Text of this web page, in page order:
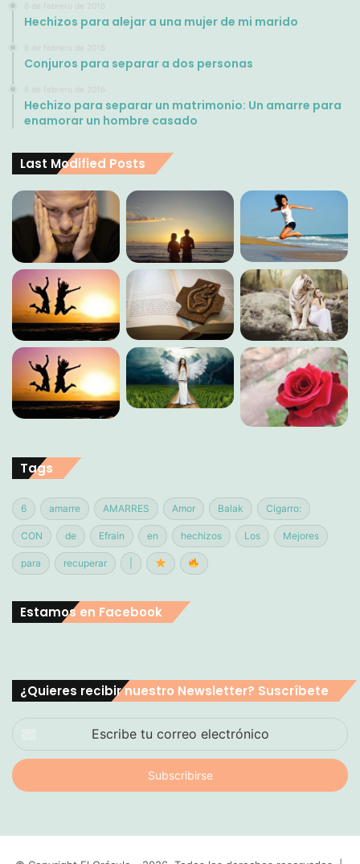
8 de febrero de 2016
Hechizos para alejar a una mujer de mi marido
8 de febrero de 2016
Conjuros para separar a dos personas
8 de febrero de 2016
Hechizo para separar un matrimonio: Un amarre para
enamorar un hombre casado
Last Modified Posts
Tags
6 amarre AMARRES Amor Balak Cigarro:
CON de Efrain en hechizos Los Mejores
para recuperar
Estamos en Facebook
¿Quieres recibir nuestro Newsletter? Suscríbete
correo
electrónico